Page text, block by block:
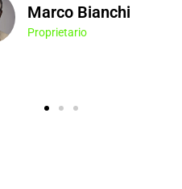
Marco Bianchi
Proprietario